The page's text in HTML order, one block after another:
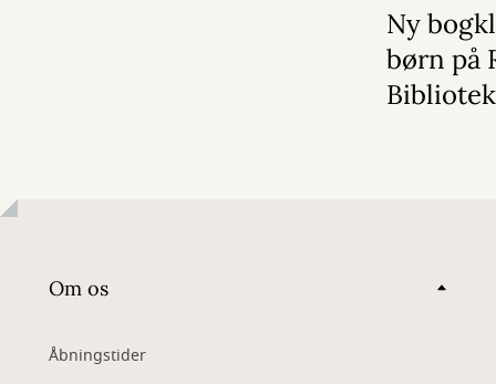
januar 2026
Ny
børn på
Bibliotek
Om os
Åbningstider